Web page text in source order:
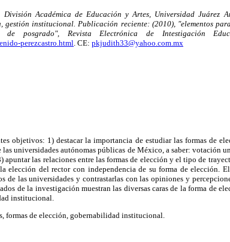
Académica de Educación y Artes, Universidad Juárez
gestión institucional. Publicación reciente: (2010), "elementos
de posgrado", Revista Electrónica de Intestigación
perezcastro.html. CE: pkjudith33@yahoo.com.mx
objetivos: 1) destacar la importancia de estudiar las formas de
universidades autónomas públicas de México, a saber: votación
las relaciones entre las formas de elección y el tipo de
elección del rector con independencia de su forma de elección.
de las universidades y contrastarlas con las opiniones y
de la investigación muestran las diversas caras de la forma de
institucional.
formas de elección, gobernabilidad institucional.